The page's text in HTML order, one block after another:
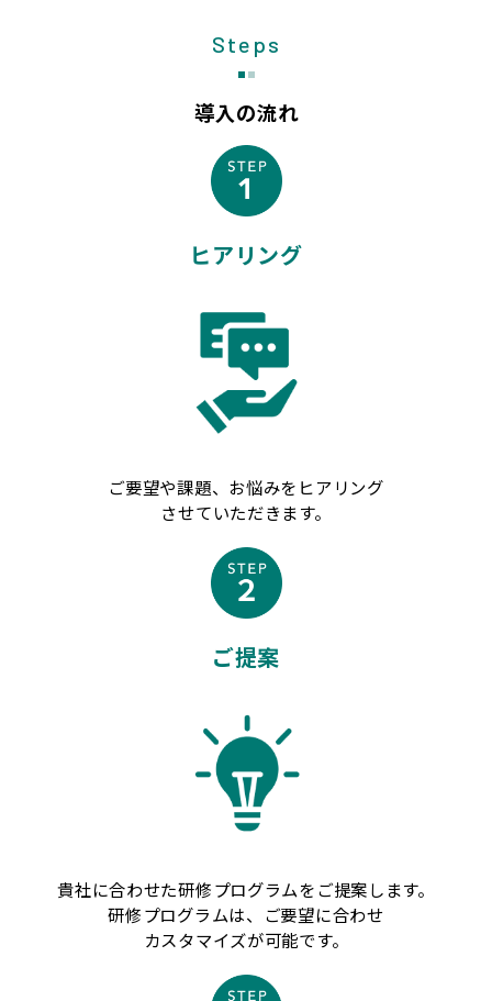
Steps
導入の流れ
ヒアリング
ご要望や課題、お悩みをヒアリング
させていただきます。
ご提案
貴社に合わせた研修プログラムをご提案します。
研修プログラムは、ご要望に合わせ
カスタマイズが可能です。